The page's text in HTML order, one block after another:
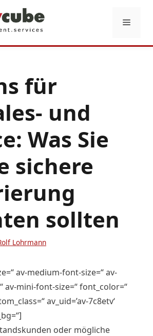
Menü
für
und
Was Sie
sichere
sollten
Lohrmann
av-medium-font-size=“ av-
av-mini-font-size=“ font_color=“
av_uid=’av-7c8etv‘
oder mögliche